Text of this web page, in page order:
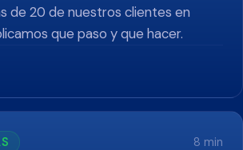
de 20 de nuestros clientes en
que paso y que hacer.
8 min